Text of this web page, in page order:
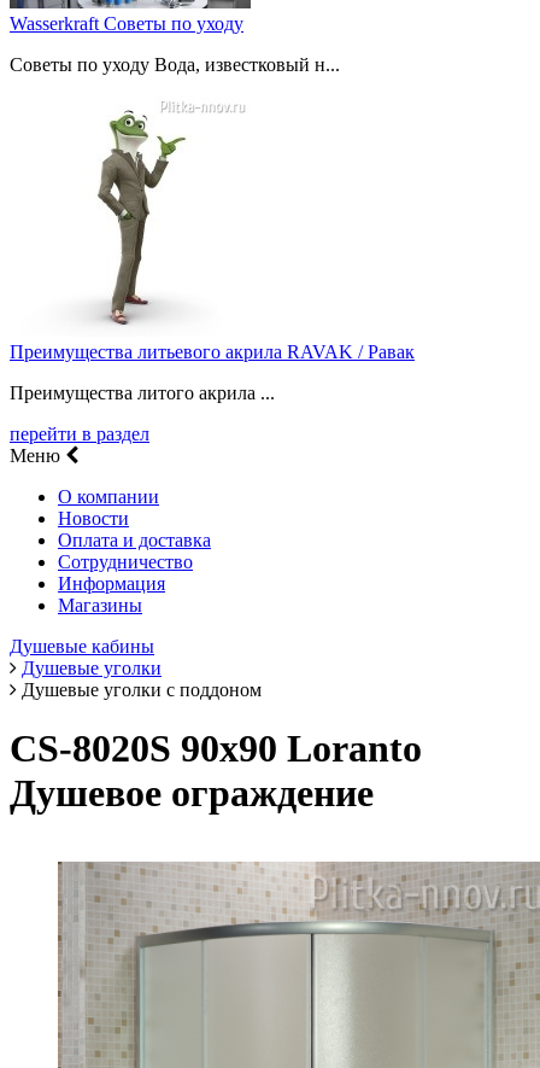
Wasserkraft Советы по уходу
Советы по уходу Вода, известковый н...
Преимущества литьевого акрила RAVAK / Равак
Преимущества литого акрила ...
перейти в раздел
Меню
О компании
Новости
Оплата и доставка
Сотрудничество
Информация
Магазины
Душевые кабины
Душевые уголки
Душевые уголки с поддоном
CS-8020S 90х90 Loranto
Душевое ограждение